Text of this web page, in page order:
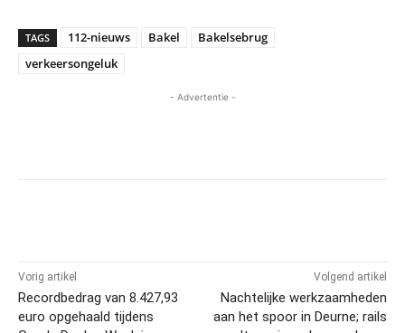
TAGS 112-nieuws Bakel
Bakelsebrug
verkeersongeluk
- Advertentie -
Vorig artikel
Recordbedrag van 8.427,93
euro opgehaald tijdens
Volgend artikel
Nachtelijke werkzaamheden
aan het spoor in Deurne; rails